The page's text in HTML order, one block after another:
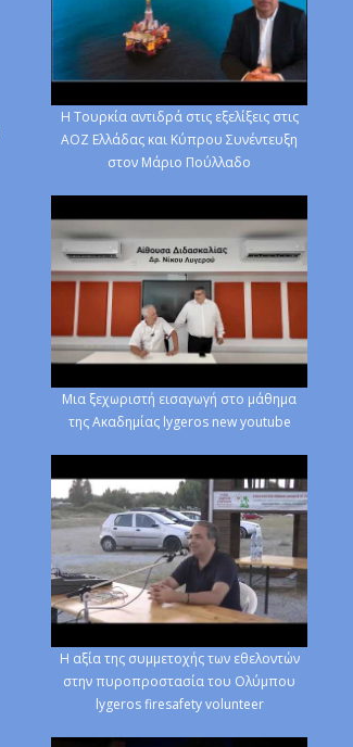
H Τουρκία αντιδρά στις εξελίξεις στις
ΑΟΖ Ελλάδας και Κύπρου Συνέντευξη
στον Μάριο Πούλλαδο
Μια ξεχωριστή εισαγωγή στο μάθημα
της Ακαδημίας lygeros new youtube
Η αξία της συμμετοχής των εθελοντών
στην πυροπροστασία του Ολύμπου
lygeros firesafety volunteer